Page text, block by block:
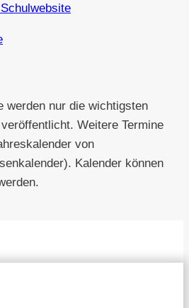
werden nur die wichtigsten
Weitere Termine
von
Kalender können